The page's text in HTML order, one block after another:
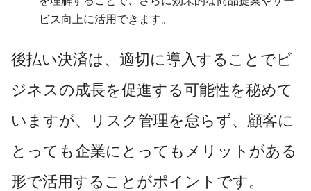
ビス向上に活用できます。
後払い決済は、適切に導入することでビ
ジネスの成長を促進する可能性を秘めて
いますが、リスク管理を怠らず、顧客に
とっても企業にとってもメリットがある
形で活用することがポイントです。